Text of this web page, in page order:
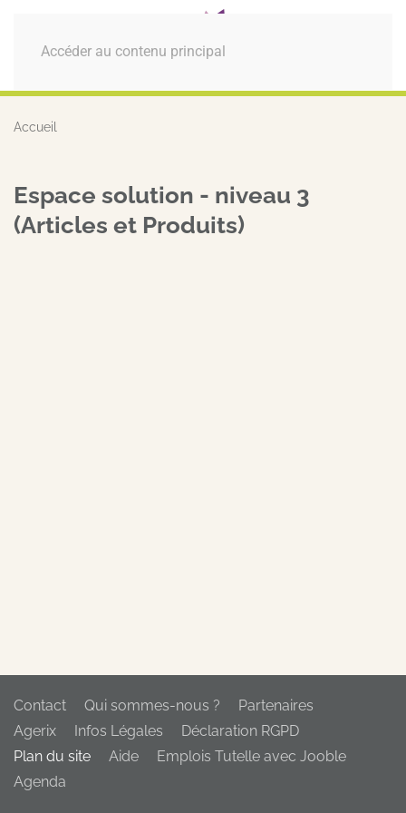
Accéder au contenu principal
MENU
Accueil
Espace solution - niveau 3
(Articles et Produits)
Contact Qui sommes-nous ?
Partenaires
Agerix
Infos Légales
Déclaration RGPD
Plan du site
Aide
Emplois Tutelle avec Jooble
Agenda